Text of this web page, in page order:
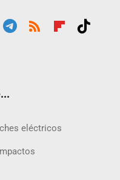
eléctricos